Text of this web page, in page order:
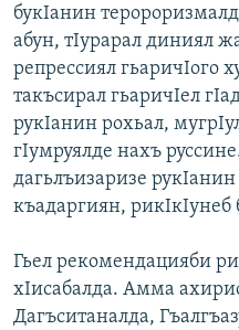
букIанин
абун, тIурарал диниял
репрессиял гьаричIого
такъсирал гьаричIел
рукIанин рохьал,
гIумруялде нахъ
дагьлъизаризе рукIанин
къадаргиян, рикIкIунеб
Гьел рекомендацияби
хIисабалда. Амма
Дагъситаналда,